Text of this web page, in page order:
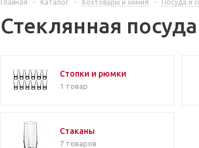
Главная - Каталог - Хозтовары и химия - Посуда и
Стеклянная посуда
Стопки и рюмки
1 товар
Стаканы
7 товаров